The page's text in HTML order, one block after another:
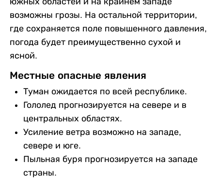
возможны грозы. На остальной территории,
где сохраняется поле повышенного давления,
погода будет преимущественно сухой и
ясной.
Местные опасные явления
Туман ожидается по всей республике.
Гололед прогнозируется на севере и в
центральных областях.
Усиление ветра возможно на западе,
севере и юге.
Пыльная буря прогнозируется на западе
страны.